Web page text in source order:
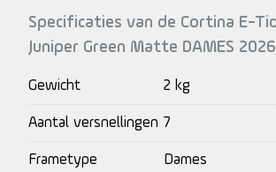
Specificaties van de Cortina E-
Juniper Green Matte DAMES 2026
Gewicht 2 kg
Aantal versnellingen 7
Frametype Dames